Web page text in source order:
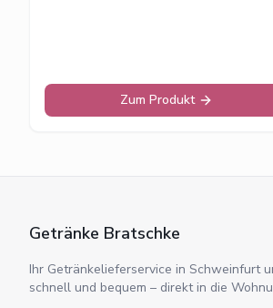
Zum Produkt
Getränke Bratschke
Ihr Getränkelieferservice in Schweinfurt
schnell und bequem – direkt in die